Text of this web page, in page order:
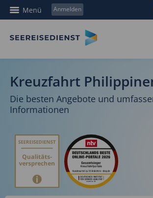
Menü Anmelden
Kreuzfahrt
Die besten Angebote und
Informationen